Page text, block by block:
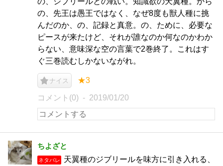
の、先王は愚王ではなく、なぜ8度も獣人種に挑
んだのか、の、記録と真意。の、ために、必要な
ピースが来たけど、それが誰なのか何なのかわか
らない、意味深な空の言葉で2巻終了。これはす
ぐ三巻読むしかないながれ。
ナイス ★3
コメント(0) 2019/01/20
ちよざと
ネタバレ
天翼種のジブリールを味方に引き入れる、